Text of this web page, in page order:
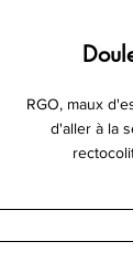
RGO, maux
d'aller à la